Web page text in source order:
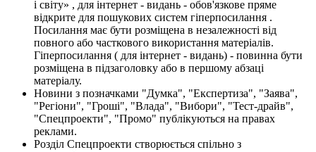
і світу» , для інтернет - видань - обов'язкове пряме
відкрите для пошукових систем гіперпосилання .
Посилання має бути розміщена в незалежності від
повного або часткового використання матеріалів.
Гіперпосилання ( для інтернет - видань) - повинна бути
розміщена в підзаголовку або в першому абзаці
матеріалу.
Новини з позначками "Думка", "Експертиза", "Заява",
"Регіони", "Гроші", "Влада", "Вибори", "Тест-драйв",
"Спецпроекти", "Промо" публікуються на правах
реклами.
Розділ Спецпроекти створюється спільно з